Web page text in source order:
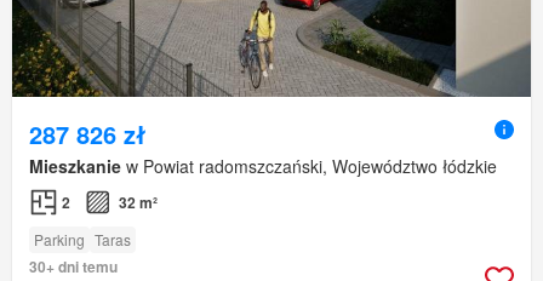
287 826 zł
Mieszkanie w Powiat radomszczański, Województwo łódzkie
2 32 m²
Parking Taras
30+ dni temu